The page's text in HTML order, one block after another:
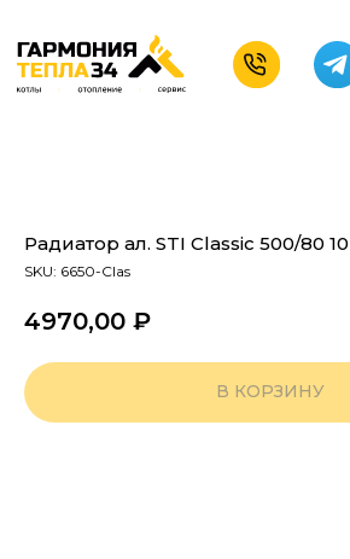
Радиатор ал. STI Classic 500/80
SKU: 6650-Clas
4970,00 ₽
В КОРЗИНУ